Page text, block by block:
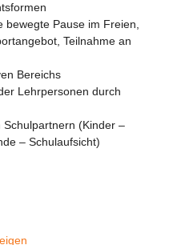
Pause im Freien,
Teilnahme an
Bereichs
Lehrpersonen durch
(Kinder –
– Schulaufsicht)